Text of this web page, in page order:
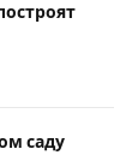
саду